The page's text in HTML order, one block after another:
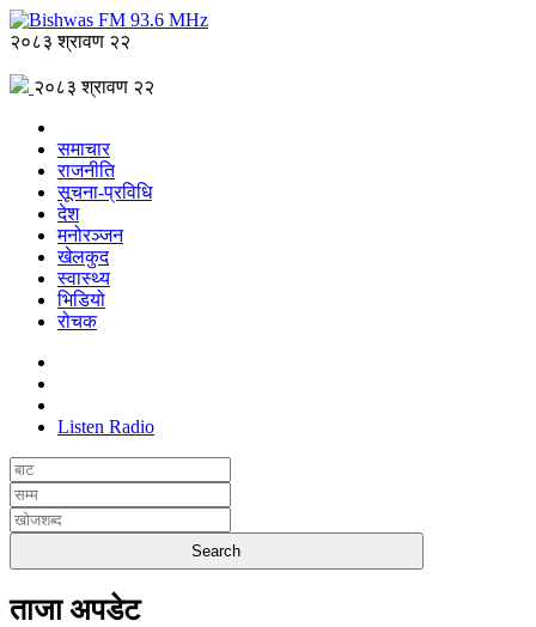
२०८३ श्रावण २२
२०८३ श्रावण २२
समाचार
राजनीति
सूचना-प्रविधि
देश
मनोरञ्जन
खेलकुद
स्वास्थ्य
भिडियो
रोचक
Listen Radio
ताजा अपडेट